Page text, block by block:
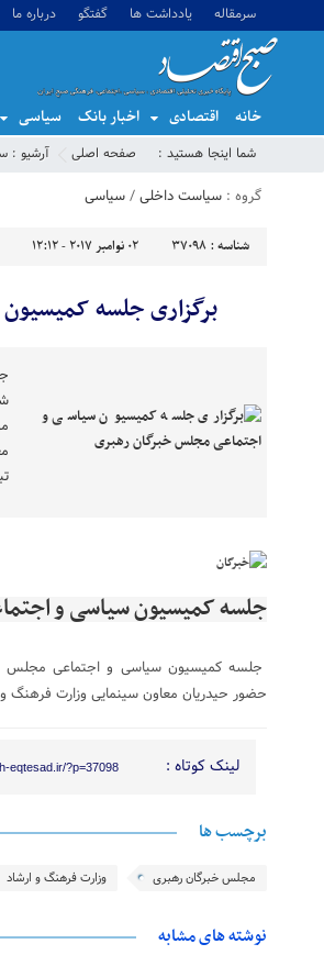
سرمقاله یادداشت ها گفتگو درباره ما
خانه اقتصادی اخبار بانک سیاسی
شما اینجا هستید : صفحه اصلی آرشیو :
گروه : سیاست داخلی/سیاسی
شناسه : 37098 02 نوامبر 2017 - 12:12
برگزاری جلسه
جلسه کمیسیون سیاسی و
جلسه کمیسیون سیاسی و اجتماعی مجلس
حضور حیدریان معاون سینمایی وزارت فرهنگ و
لینک کوتاه : eqtesad.ir/?p=37098
برچسب ها
مجلس خبرگان رهبری وزارت فرهنگ و ارشاد
نوشته های مشابه